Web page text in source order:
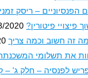
– ריסק זמני
פיטורין? 18/03/2020
חשוב וכמה צריך 2020
תשלומי המשכנתה?
– חלק ג' – קופת